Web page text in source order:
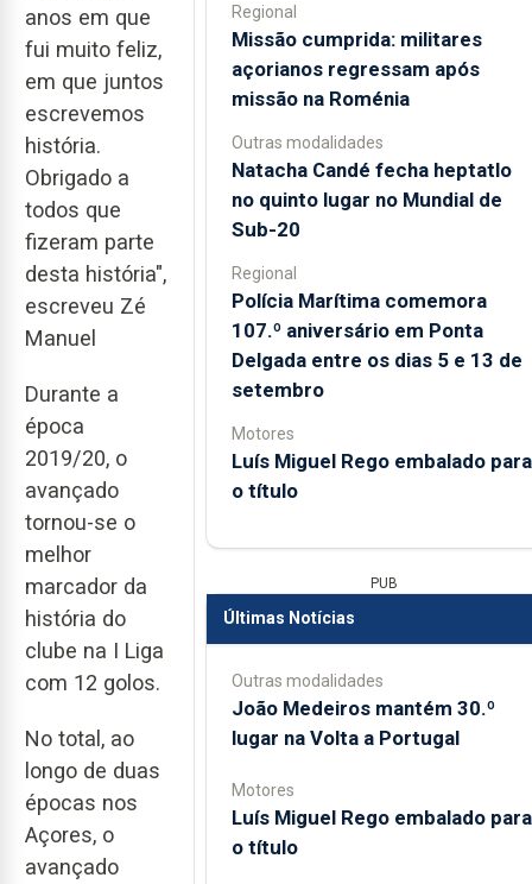
anos em que
fui muito feliz,
em que juntos
escrevemos
história.
Obrigado a
todos que
fizeram parte
desta história",
escreveu Zé
Manuel
Durante a
época
2019/20, o
avançado
tornou-se o
melhor
marcador da
história do
clube na I Liga
com 12 golos.
No total, ao
longo de duas
épocas nos
Açores, o
avançado
Regional
Missão cumprida: militares
açorianos regressam após
missão na Roménia
Outras modalidades
Natacha Candé fecha heptatlo
no quinto lugar no Mundial de
Sub-20
Regional
Polícia Marítima comemora
107.º aniversário em Ponta
Delgada entre os dias 5 e 13 de
setembro
Motores
Luís Miguel Rego embalado para
o título
PUB
Últimas Notícias
Outras modalidades
João Medeiros mantém 30.º
lugar na Volta a Portugal
Motores
Luís Miguel Rego embalado para
o título